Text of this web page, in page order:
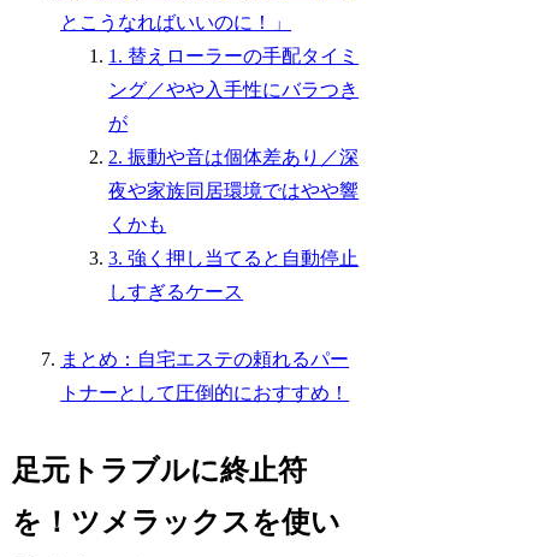
とこうなればいいのに！」
1. 替えローラーの手配タイミ
ング／やや入手性にバラつき
が
2. 振動や音は個体差あり／深
夜や家族同居環境ではやや響
くかも
3. 強く押し当てると自動停止
しすぎるケース
まとめ：自宅エステの頼れるパー
トナーとして圧倒的におすすめ！
足元トラブルに終止符
を！ツメラックスを使い